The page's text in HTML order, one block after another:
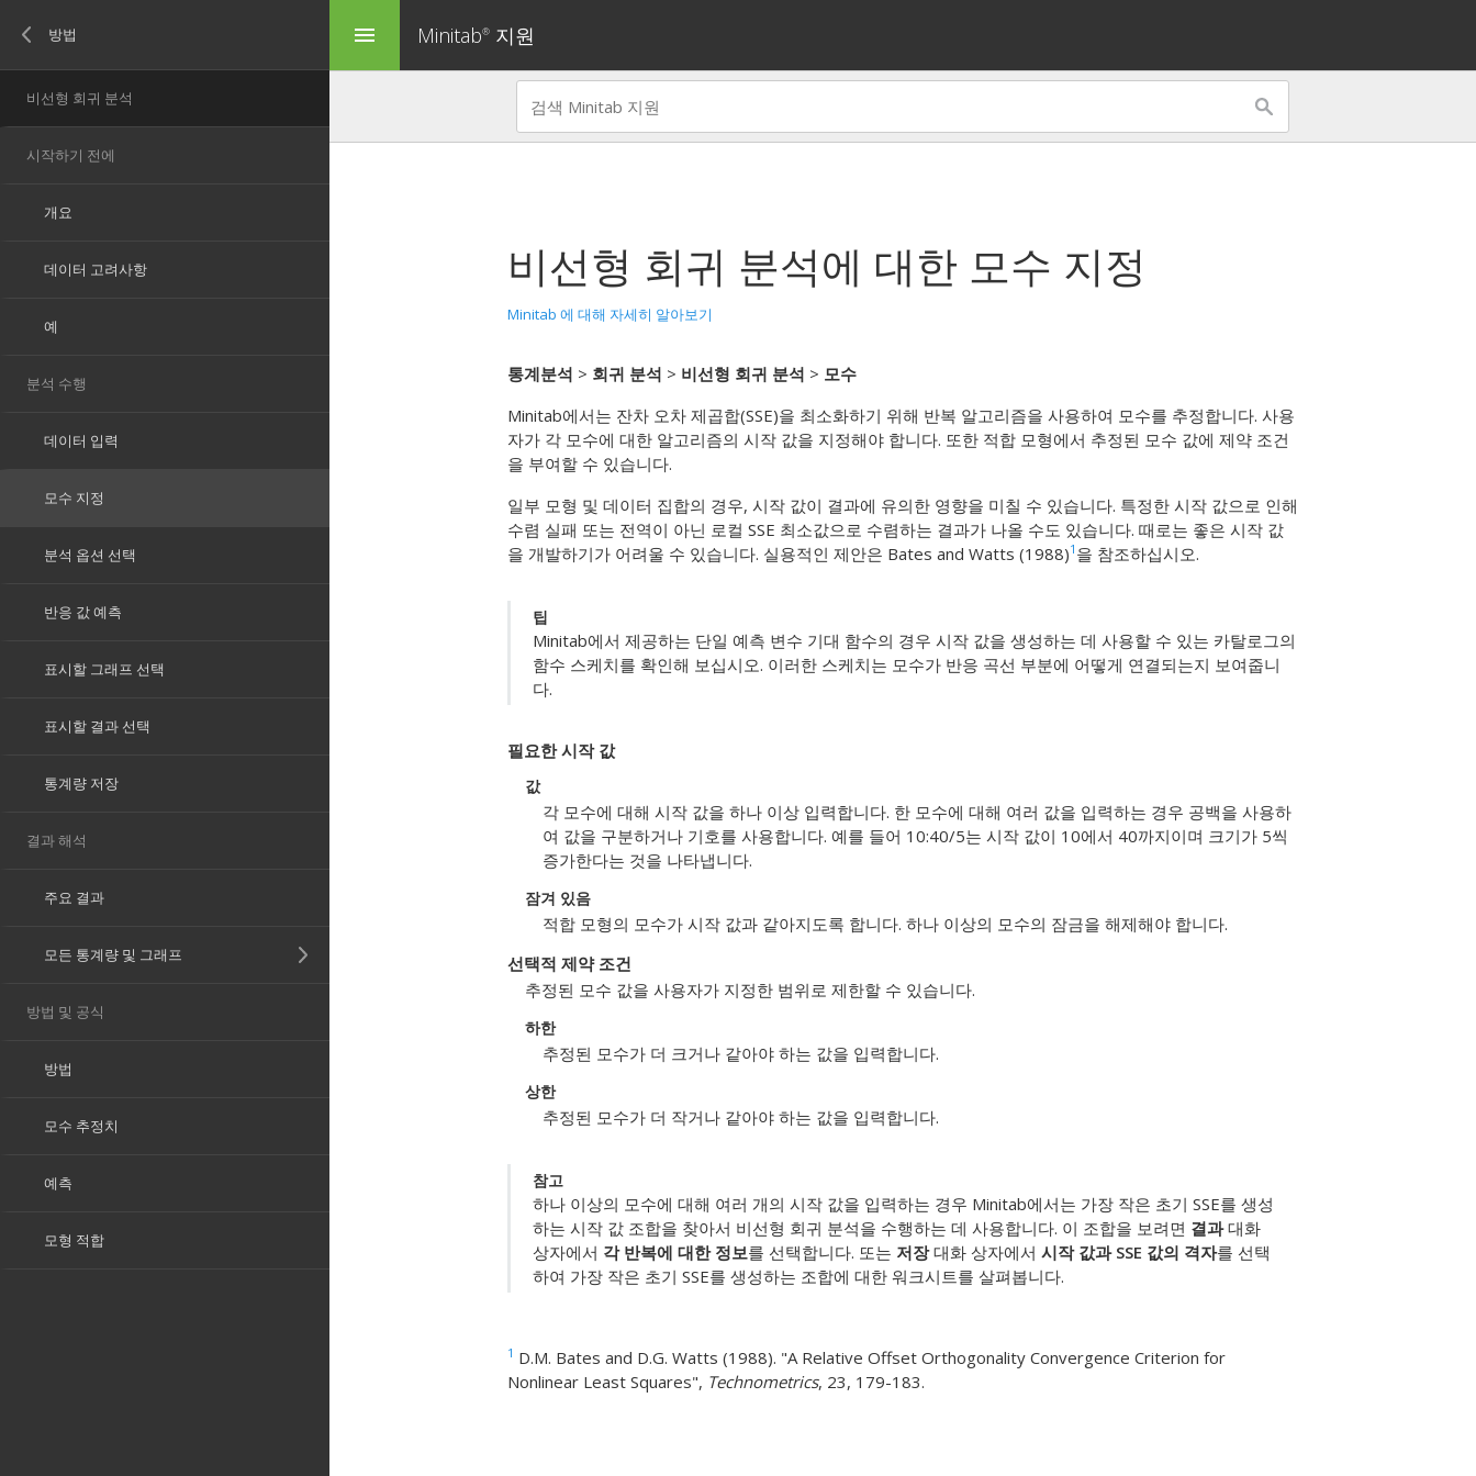
menu Minitab® 지원
비선형 회귀 분석에 대한 모수 지정
Minitab 에 대해 자세히 알아보기
통계분석 > 회귀 분석 > 비선형 회귀 분석 > 모수
Minitab에서는 잔차 오차 제곱합(SSE)을 최소화하기 위해 반복 알고리즘을 사용하여 모수를 추정합니다. 사용
자가 각 모수에 대한 알고리즘의 시작 값을 지정해야 합니다. 또한 적합 모형에서 추정된 모수 값에 제약 조건
을 부여할 수 있습니다.
일부 모형 및 데이터 집합의 경우, 시작 값이 결과에 유의한 영향을 미칠 수 있습니다. 특정한 시작 값으로 인해
수렴 실패 또는 전역이 아닌 로컬 SSE 최소값으로 수렴하는 결과가 나올 수도 있습니다. 때로는 좋은 시작 값
을 개발하기가 어려울 수 있습니다. 실용적인 제안은 Bates and Watts (1988)1 을 참조하십시오.
팁
Minitab에서 제공하는 단일 예측 변수 기대 함수의 경우 시작 값을 생성하는 데 사용할 수 있는 카탈로그의
함수 스케치를 확인해 보십시오. 이러한 스케치는 모수가 반응 곡선 부분에 어떻게 연결되는지 보여줍니
다.
필요한 시작 값
값
각 모수에 대해 시작 값을 하나 이상 입력합니다. 한 모수에 대해 여러 값을 입력하는 경우 공백을 사용하
여 값을 구분하거나 기호를 사용합니다. 예를 들어 10:40/5는 시작 값이 10에서 40까지이며 크기가 5씩
증가한다는 것을 나타냅니다.
잠겨 있음
적합 모형의 모수가 시작 값과 같아지도록 합니다. 하나 이상의 모수의 잠금을 해제해야 합니다.
선택적 제약 조건
추정된 모수 값을 사용자가 지정한 범위로 제한할 수 있습니다.
하한
추정된 모수가 더 크거나 같아야 하는 값을 입력합니다.
상한
추정된 모수가 더 작거나 같아야 하는 값을 입력합니다.
참고
하나 이상의 모수에 대해 여러 개의 시작 값을 입력하는 경우 Minitab에서는 가장 작은 초기 SSE를 생성
하는 시작 값 조합을 찾아서 비선형 회귀 분석을 수행하는 데 사용합니다. 이 조합을 보려면 결과대화
상자에서 각 반복에 대한 정보를 선택합니다. 또는 저장대화 상자에서 시작 값과 SSE 값의 격자를 선택
하여 가장 작은 초기 SSE를 생성하는 조합에 대한 워크시트를 살펴봅니다.
1 D.M. Bates and D.G. Watts (1988). "A Relative Offset Orthogonality Convergence Criterion for
Nonlinear Least Squares", Technometrics, 23, 179-183.